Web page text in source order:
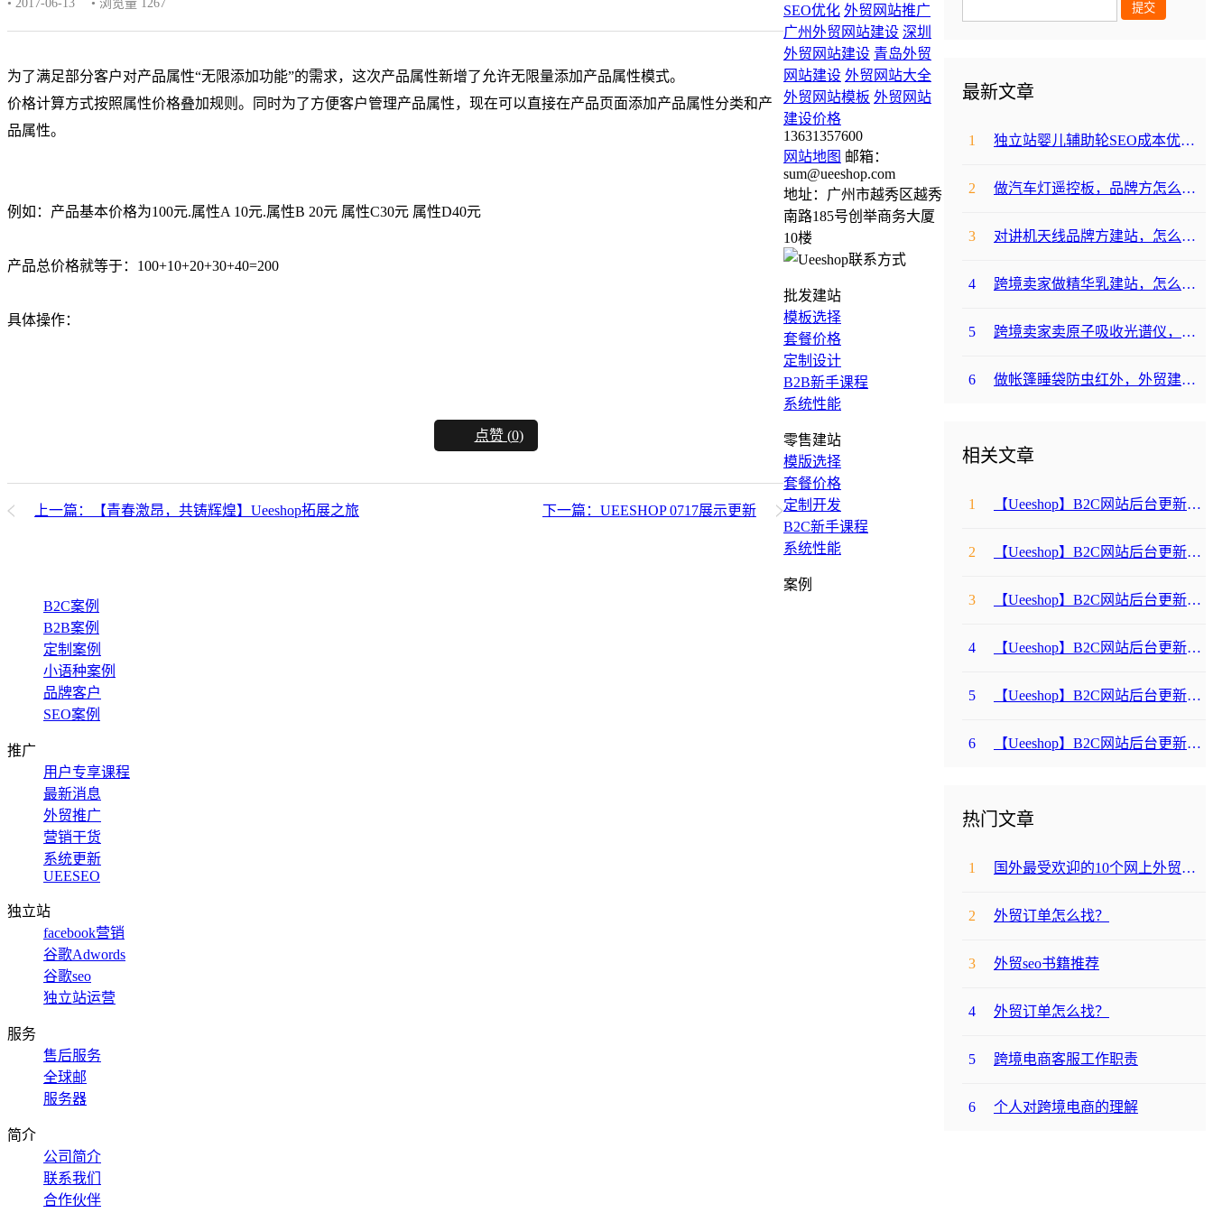
• 2017-06-13 • 浏览量 1267
为了满足部分客户对产品属性“无限添加功能”的需求，这次产品属性新增了允许无限量添加产品属性模式。
价格计算方式按照属性价格叠加规则。同时为了方便客户管理产品属性，现在可以直接在产品页面添加产品属性分类和产
品属性。
例如：产品基本价格为100元.属性A 10元.属性B 20元 属性C30元 属性D40元
产品总价格就等于：100+10+20+30+40=200
具体操作：
点赞 (0)
上一篇：【青春激昂，共铸辉煌】Ueeshop拓展之旅 下一篇：UEESHOP 0717展示更新
最新文章
1 独立站婴儿辅助轮SEO成本优化咋避坑？
2 做汽车灯遥控板，品牌方怎么选平台避坑？
3 对讲机天线品牌方建站，怎么降低成本啊？
4 跨境卖家做精华乳建站，怎么选合适提升转化？
5 跨境卖家卖原子吸收光谱仪，选哪个建站平台合适？
6 做帐篷睡袋防虫红外，外贸建站平台哪个合适？
相关文章
1 【Ueeshop】B2C网站后台更新公告
2 【Ueeshop】B2C网站后台更新公告
3 【Ueeshop】B2C网站后台更新公告
4 【Ueeshop】B2C网站后台更新公告
5 【Ueeshop】B2C网站后台更新公告
6 【Ueeshop】B2C网站后台更新公告
热门文章
1 国外最受欢迎的10个网上外贸购物网站
2 外贸订单怎么找？
3 外贸seo书籍推荐
4 外贸订单怎么找？
5 跨境电商客服工作职责
6 个人对跨境电商的理解
SEO优化 外贸网站推广
广州外贸网站建设 深圳
外贸网站建设 青岛外贸
网站建设 外贸网站大全
外贸网站模板 外贸网站
建设价格
13631357600
网站地图 邮箱：
sum@ueeshop.com
地址：广州市越秀区越秀
南路185号创举商务大厦
10楼
批发建站
模板选择
套餐价格
定制设计
B2B新手课程
系统性能
零售建站
模版选择
套餐价格
定制开发
B2C新手课程
系统性能
案例
B2C案例
B2B案例
定制案例
小语种案例
品牌客户
SEO案例
推广
用户专享课程
最新消息
外贸推广
营销干货
系统更新
UEESEO
独立站
facebook营销
谷歌Adwords
谷歌seo
独立站运营
服务
售后服务
全球邮
服务器
简介
公司简介
联系我们
合作伙伴